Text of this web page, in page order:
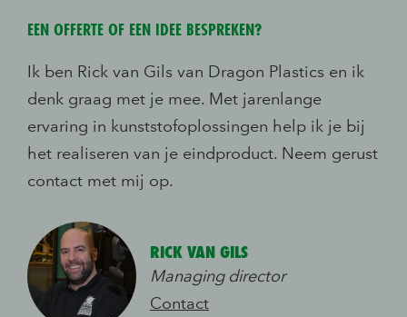
EEN OFFERTE OF EEN IDEE BESPREKEN?
Ik ben Rick van Gils van Dragon Plastics en ik
denk graag met je mee. Met jarenlange
ervaring in kunststofoplossingen help ik je bij
het realiseren van je eindproduct. Neem gerust
contact met mij op.
RICK VAN GILS
Managing director
Contact